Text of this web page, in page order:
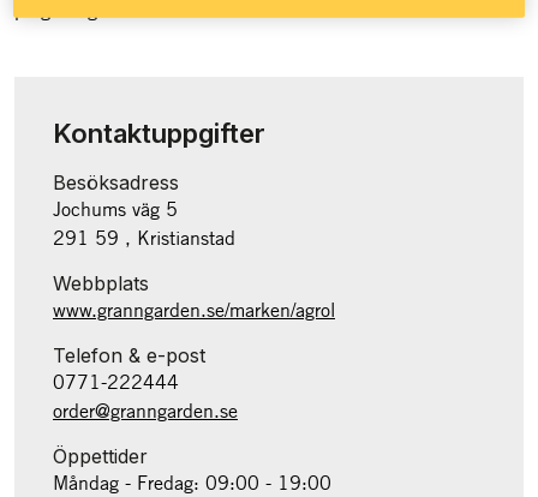
Kontaktuppgifter
Besöksadress
Jochums väg 5
291 59 , Kristianstad
Webbplats
www.granngarden.se/marken/agrol
Telefon & e-post
0771-222444
order@granngarden.se
Öppettider
Måndag - Fredag: 09:00 - 19:00